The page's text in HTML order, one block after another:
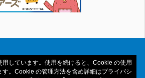
しています。使用を続けると、Cookie の使用
す。Cookie の管理方法を含め詳細はプライバシ